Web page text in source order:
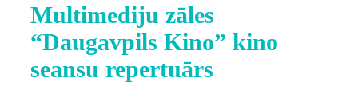
Multimediju zāles
“Daugavpils Kino” kino
seansu repertuārs